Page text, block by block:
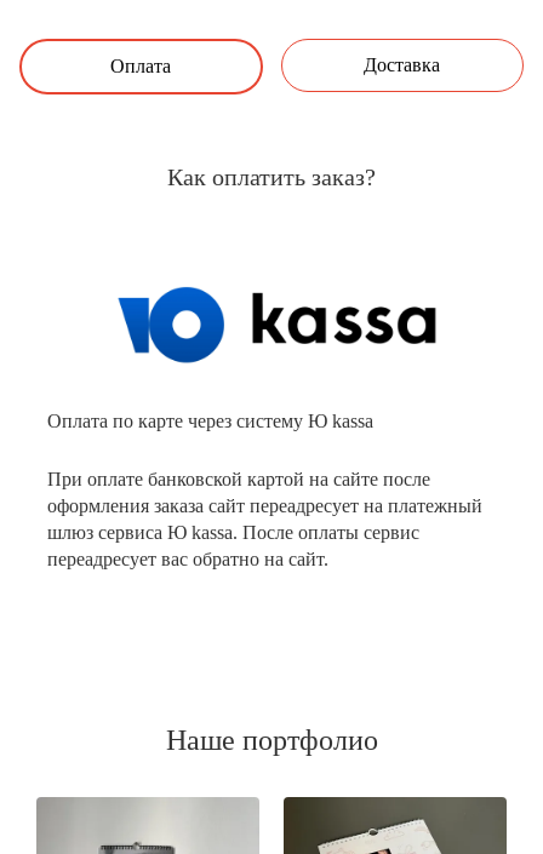
Оплата Доставка
Как оплатить заказ?
Оплата по карте через систему Ю kassa
При оплате банковской картой на сайте после
оформления заказа сайт переадресует на платежный
шлюз сервиса Ю kassa. После оплаты сервис
переадресует вас обратно на сайт.
Наше портфолио